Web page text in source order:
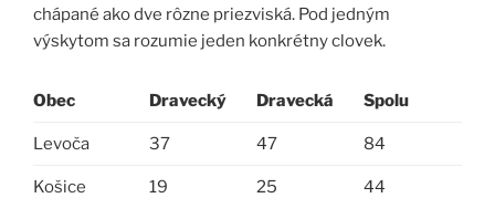
chápané ako dve rôzne priezviská. Pod jedným
výskytom sa rozumie jeden konkrétny clovek.
Obec Dravecký Dravecká Spolu
Levoča 37 47 84
Košice 19 25 44